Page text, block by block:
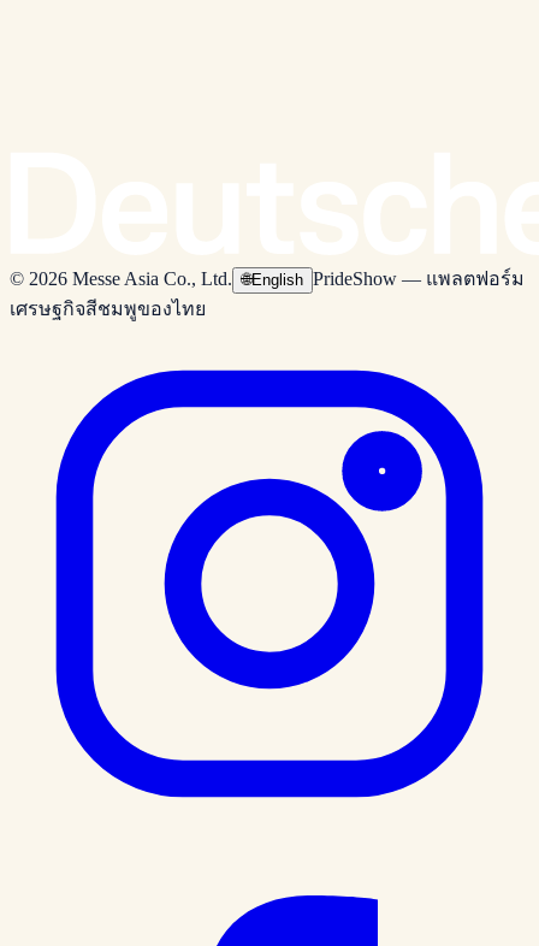
© 2026 Messe Asia Co., Ltd. 🌐English PrideShow — แพลตฟอร์ม
เศรษฐกิจสีชมพูของไทย